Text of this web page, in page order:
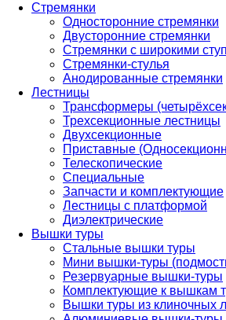
Стремянки
Односторонние стремянки
Двусторонние стремянки
Стремянки с широкими
Стремянки-стулья
Анодированные стремянки
Лестницы
Трансформеры
Трехсекционные лестницы
Двухсекционные
Приставные
Телескопические
Специальные
Запчасти и комплектующие
Лестницы с платформой
Диэлектрические
Вышки туры
Стальные вышки туры
Мини вышки-туры
Резервуарные вышки-туры
Комплектующие к вышкам
Вышки туры из клиночных